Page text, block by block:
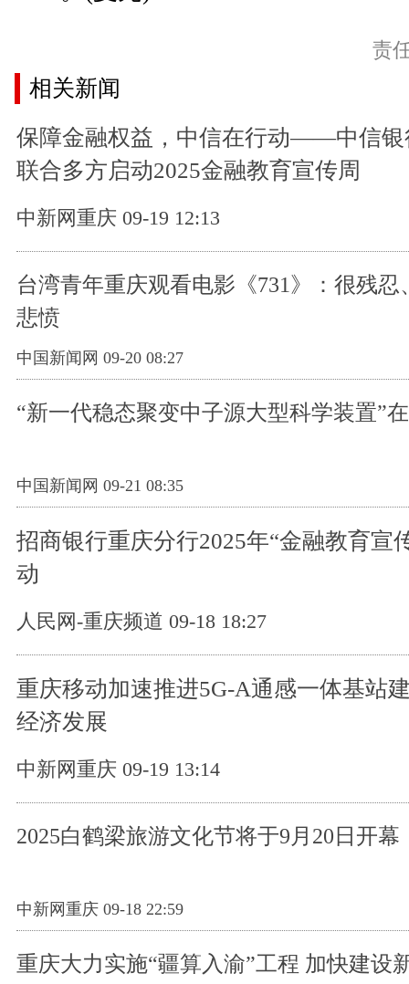
责
相关新闻
保障金融权益，中信在行动——中信银
联合多方启动2025金融教育宣传周
中新网重庆 09-19 12:13
台湾青年重庆观看电影《731》：很残忍
悲愤
中国新闻网 09-20 08:27
“新一代稳态聚变中子源大型科学装置”
中国新闻网 09-21 08:35
招商银行重庆分行2025年“金融教育宣
动
人民网-重庆频道 09-18 18:27
重庆移动加速推进5G-A通感一体基站
经济发展
中新网重庆 09-19 13:14
2025白鹤梁旅游文化节将于9月20日开幕
中新网重庆 09-18 22:59
重庆大力实施“疆算入渝”工程 加快建设